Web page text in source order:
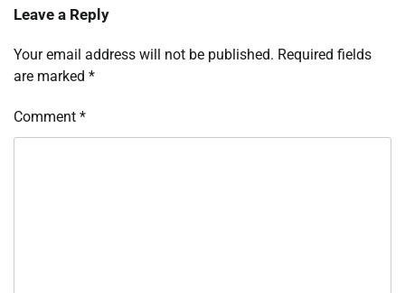
Leave a Reply
Your email address will not be published. Required fields
are marked *
Comment *